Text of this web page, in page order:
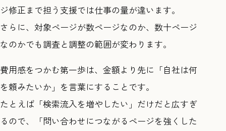
ジ修正まで担う支援では仕事の量が違います。
さらに、対象ページが数ページなのか、数十ページ
なのかでも調査と調整の範囲が変わります。
費用感をつかむ第一歩は、金額より先に「自社は何
を頼みたいか」を言葉にすることです。
たとえば「検索流入を増やしたい」だけだと広すぎ
るので、「問い合わせにつながるページを強くした